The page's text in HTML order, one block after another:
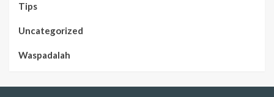
Tips
Uncategorized
Waspadalah